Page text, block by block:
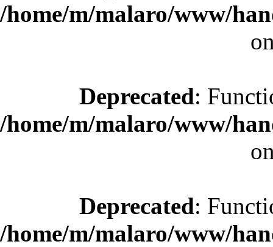
/home/m/malaro/www/
Deprecated:
/home/m/malaro/www/
Deprecated:
/home/m/malaro/www/